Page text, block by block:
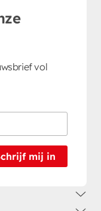
vol
mij in